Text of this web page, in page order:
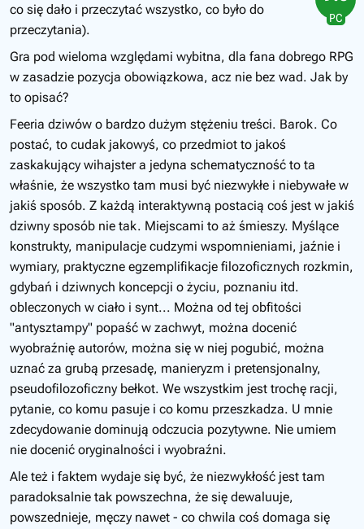
PC
co się dało i przeczytać wszystko, co było do
przeczytania).
Gra pod wieloma względami wybitna, dla fana dobrego RPG
w zasadzie pozycja obowiązkowa, acz nie bez wad. Jak by
to opisać?
Feeria dziwów o bardzo dużym stężeniu treści. Barok. Co
postać, to cudak jakowyś, co przedmiot to jakoś
zaskakujący wihajster a jedyna schematyczność to ta
właśnie, że wszystko tam musi być niezwykłe i niebywałe w
jakiś sposób. Z każdą interaktywną postacią coś jest w jakiś
dziwny sposób nie tak. Miejscami to aż śmieszy. Myślące
konstrukty, manipulacje cudzymi wspomnieniami, jaźnie i
wymiary, praktyczne egzemplifikacje filozoficznych rozkmin,
gdybań i dziwnych koncepcji o życiu, poznaniu itd.
obleczonych w ciało i synt... Można od tej obfitości
"antysztampy" popaść w zachwyt, można docenić
wyobraźnię autorów, można się w niej pogubić, można
uznać za grubą przesadę, manieryzm i pretensjonalny,
pseudofilozoficzny bełkot. We wszystkim jest trochę racji,
pytanie, co komu pasuje i co komu przeszkadza. U mnie
zdecydowanie dominują odczucia pozytywne. Nie umiem
nie docenić oryginalności i wyobraźni.
Ale też i faktem wydaje się być, że niezwykłość jest tam
paradoksalnie tak powszechna, że się dewaluuje,
powszednieje, męczy nawet - co chwila coś domaga się